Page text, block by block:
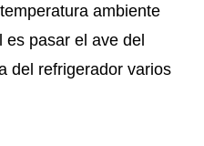
ambiente
es pasar el ave del
del refrigerador varios